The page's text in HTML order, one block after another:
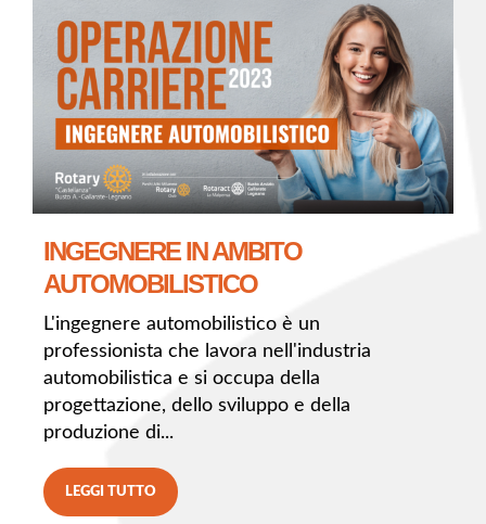
INGEGNERE IN AMBITO
AUTOMOBILISTICO
L'ingegnere automobilistico è un
professionista che lavora nell'industria
automobilistica e si occupa della
progettazione, dello sviluppo e della
produzione di...
LEGGI TUTTO